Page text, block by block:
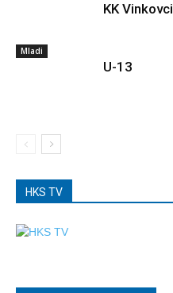
KK Vinkovci
Mladi
U-13
HKS TV